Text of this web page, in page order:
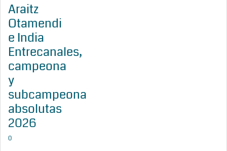
Araitz
Otamendi
e India
Entrecanales,
campeona
y
subcampeona
absolutas
2026
0